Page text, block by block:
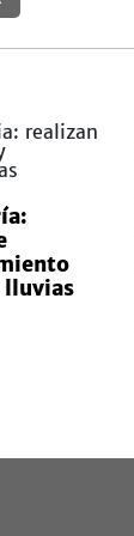
lluvias